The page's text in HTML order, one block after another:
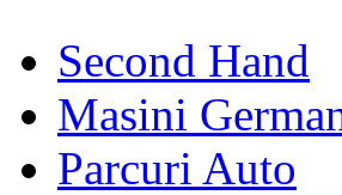
Second Hand
Masini
Parcuri Auto